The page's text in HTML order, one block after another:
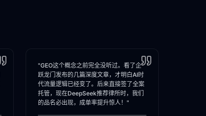
"GEO这个概念之前完全没听过。看了企
跃龙门发布的几篇深度文章，才明白AI时
代流量逻辑已经变了。后来直接签了全案
托管，现在DeepSeek推荐律所时，我们
的品名必出现，成单率提升惊人！"